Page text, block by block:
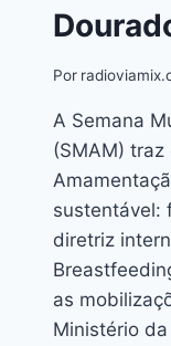
Por
A Semana
(SMAM)
sustentável:
diretriz
as
Ministério